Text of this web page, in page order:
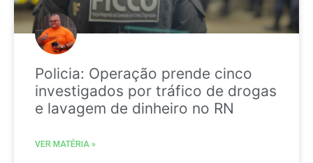
Policia: Operação prende cinco
investigados por tráfico de drogas
e lavagem de dinheiro no RN
VER MATÉRIA »